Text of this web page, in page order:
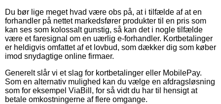
Du bør lige meget hvad være obs på, at i tilfælde af at en
forhandler på nettet markedsfører produkter til en pris som
kan ses som kolossalt gunstig, så kan det i nogle tilfælde
være et faresignal om en uærlig e-forhandler. Kortbetalinger
er heldigvis omfattet af et lovbud, som dækker dig som køber
imod snydagtige online firmaer.
Generelt slår vi et slag for kortbetalinger eller MobilePay.
Som en alternativ mulighed kan du vælge en afdragsløsning
som for eksempel ViaBill, for så vidt du har til hensigt at
betale omkostningerne af flere omgange.